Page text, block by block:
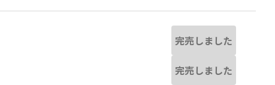
完売しました
完売しました